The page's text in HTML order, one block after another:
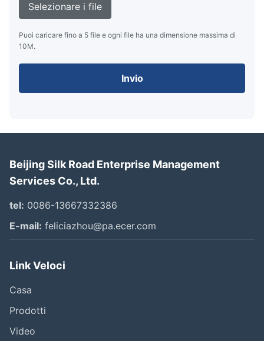
Selezionare i file
Puoi caricare fino a 5 file e ogni file ha una dimensione massima di
10M.
Invio
Beijing Silk Road Enterprise Management
Services Co., Ltd.
tel: 0086-13667332386
E-mail: feliciazhou@pa.ecer.com
Link Veloci
Casa
Prodotti
Video